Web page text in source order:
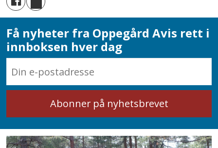
Få nyheter fra Oppegård Avis rett i
innboksen hver dag